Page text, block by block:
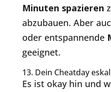
Minuten spazieren
abzubauen. Aber
oder entspannende
geeignet.
13. Dein Cheatday
Es ist okay hin und